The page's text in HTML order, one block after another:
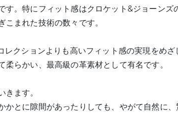
。特にフィット感はクロケット&ジョーンズ
まれた技術の数々です。
クションよりも高いフィット感の実現をめざ
らかい、最高級の革素材として有名です。
ます。
とに隙間があったりしても、やがて自然に、